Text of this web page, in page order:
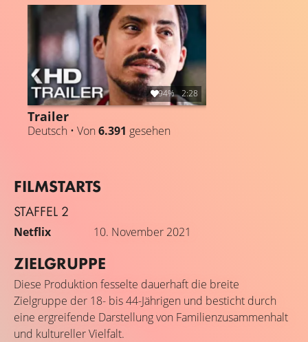
Familie.
94% 2:28
Trailer
Deutsch • Von6.391 gesehen
FILMSTARTS
STAFFEL 2
Netflix 10. November 2021
ZIELGRUPPE
Diese Produktion fesselte dauerhaft die breite
Zielgruppe der 18- bis 44-Jährigen und besticht durch
eine ergreifende Darstellung von Familienzusammenhalt
und kultureller Vielfalt.